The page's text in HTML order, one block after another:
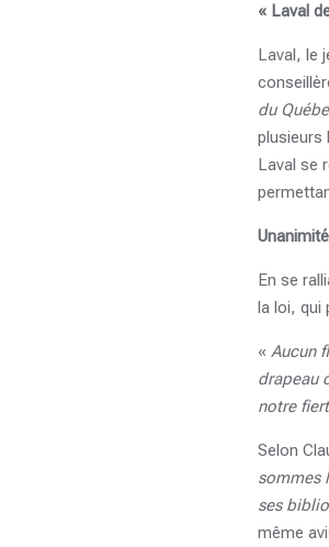
« Laval
Laval, le
du
plusieurs
Laval se
En se
la loi, qui
«Aucun
drapeau
notre
Selon
sommes
ses
même